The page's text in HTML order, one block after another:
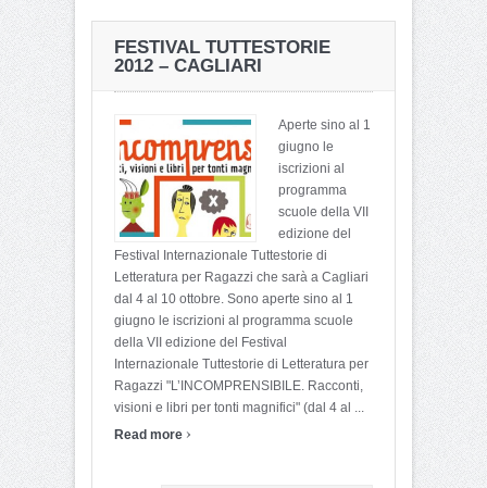
FESTIVAL TUTTESTORIE
2012 – CAGLIARI
Aperte sino al 1
giugno le
iscrizioni al
programma
scuole della VII
edizione del
Festival Internazionale Tuttestorie di
Letteratura per Ragazzi che sarà a Cagliari
dal 4 al 10 ottobre. Sono aperte sino al 1
giugno le iscrizioni al programma scuole
della VII edizione del Festival
Internazionale Tuttestorie di Letteratura per
Ragazzi "L’INCOMPRENSIBILE. Racconti,
visioni e libri per tonti magnifici" (dal 4 al ...
Read more ›